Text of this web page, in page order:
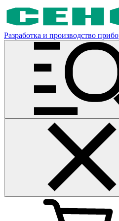
Разработка и производство